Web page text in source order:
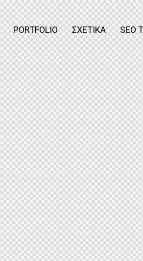
PORTFOLIO ΣΧΕΤΙΚΆ SEO